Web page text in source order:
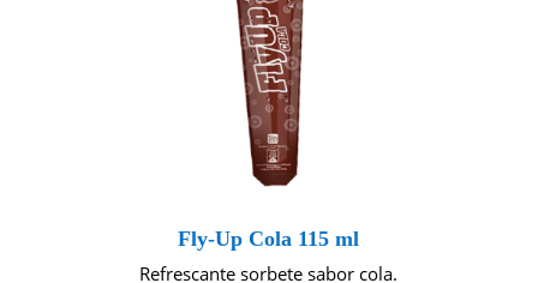
Fly-Up Cola 115 ml
Refrescante sorbete sabor cola.